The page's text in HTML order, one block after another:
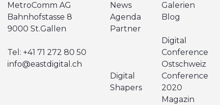
MetroComm AG
Bahnhofstasse 8
9000 St.Gallen
Tel: +41 71 272 80 50
info@eastdigital.ch
News
Galerien
Agenda
Blog
Partner
Digital
Conference
Ostschweiz
Digital
Shapers
Conference
2020
Magazin